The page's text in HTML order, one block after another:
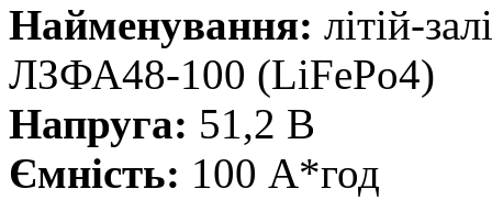
Найменування: літій-
ЛЗФА48-100 (LiFePo4)
Напруга: 51,2 В
Ємність: 100 А*год